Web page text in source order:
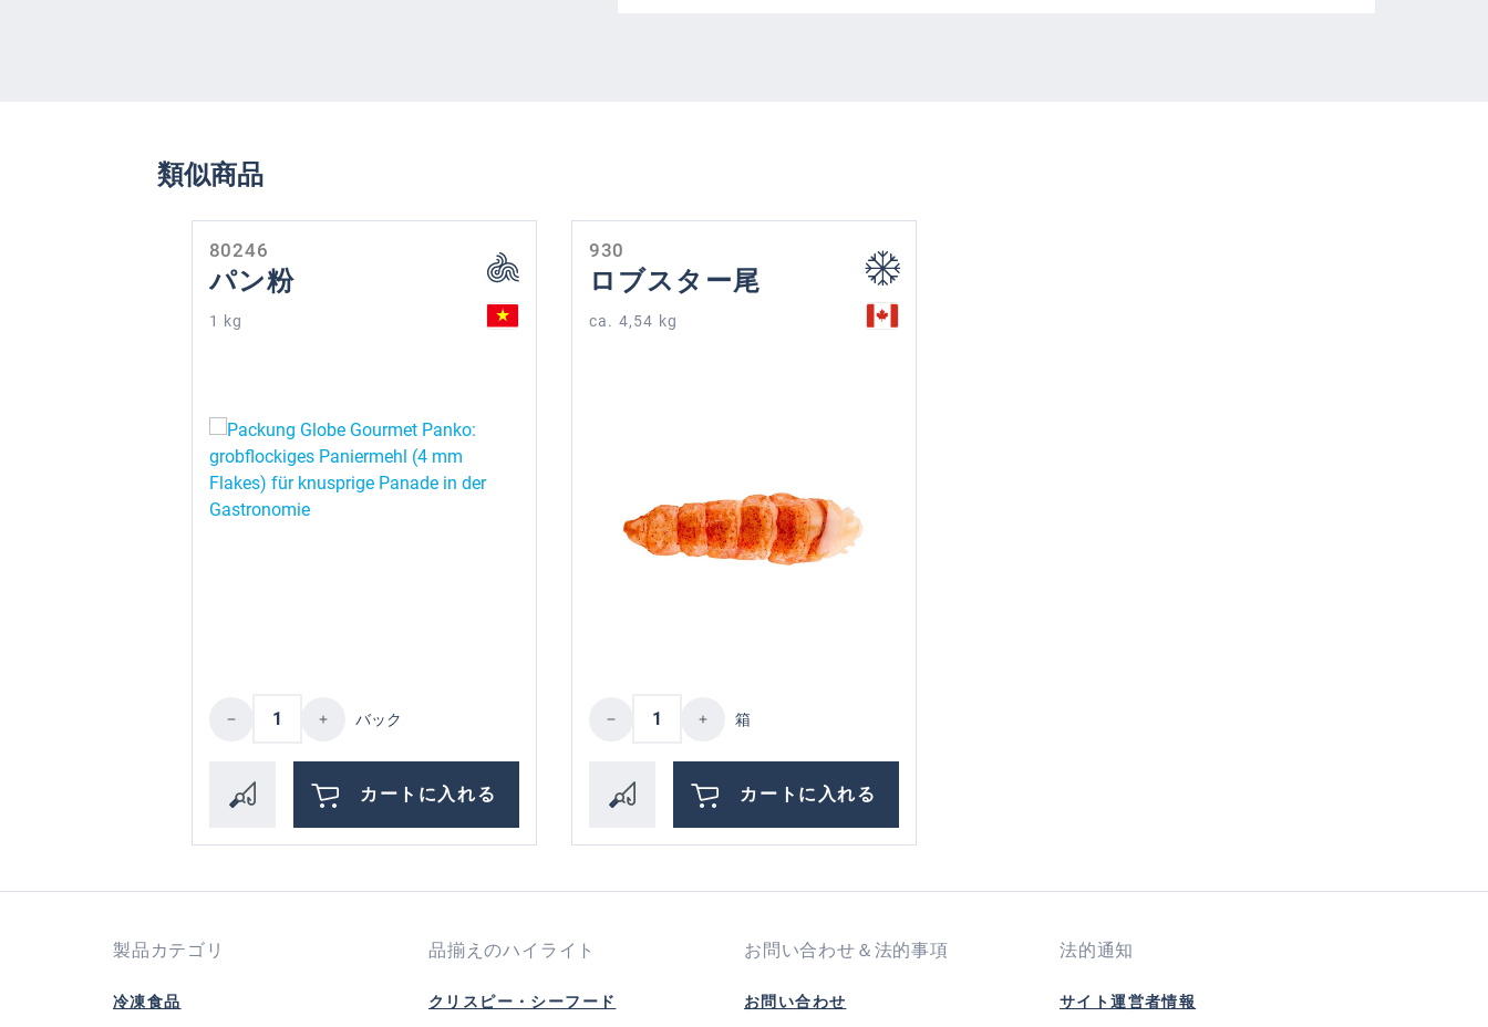
類似商品
80246
パン粉
1 kg
Product Quantity: Enter the desired amount or use the buttons to increase or decrease the quantity.
バック
カートに入れる
930
ロブスター尾
ca. 4,54 kg
Product Quantity: Enter the desired amount or use the buttons to increase
箱
カートに入れる
製品カテゴリ
冷凍食品
品揃えのハイライト
クリスピー・シーフード
お問い合わせ＆法的事項
お問い合わせ
法的通知
サイト運営者情報